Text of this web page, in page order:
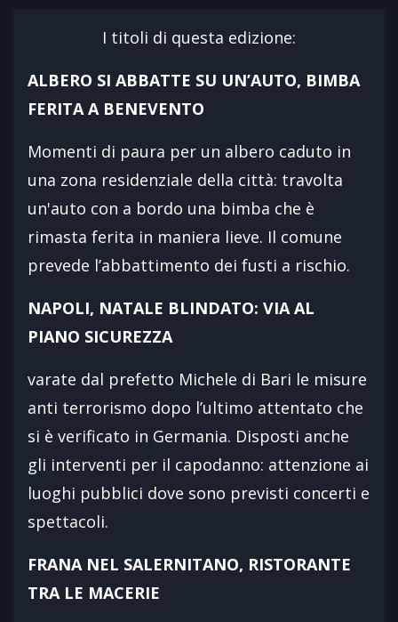
I titoli di questa edizione:
ALBERO SI ABBATTE SU UN’AUTO, BIMBA
FERITA A BENEVENTO
Momenti di paura per un albero caduto in
una zona residenziale della città: travolta
un'auto con a bordo una bimba che è
rimasta ferita in maniera lieve. Il comune
prevede l’abbattimento dei fusti a rischio.
NAPOLI, NATALE BLINDATO: VIA AL
PIANO SICUREZZA
varate dal prefetto Michele di Bari le misure
anti terrorismo dopo l’ultimo attentato che
si è verificato in Germania. Disposti anche
gli interventi per il capodanno: attenzione ai
luoghi pubblici dove sono previsti concerti e
spettacoli.
FRANA NEL SALERNITANO, RISTORANTE
TRA LE MACERIE